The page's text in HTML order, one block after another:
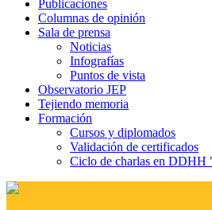
Publicaciones
Columnas de opinión
Sala de prensa
Noticias
Infografías
Puntos de vista
Observatorio JEP
Tejiendo memoria
Formación
Cursos y diplomados
Validación de certificados
Ciclo de charlas en DDHH